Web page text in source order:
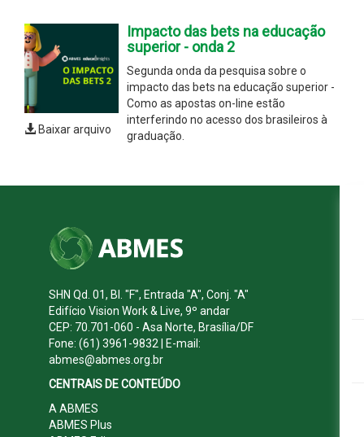
Baixar arquivo
Impacto das bets na educação
superior - onda 2
Segunda onda da pesquisa sobre o
impacto das bets na educação superior -
Como as apostas on-line estão
interferindo no acesso dos brasileiros à
graduação.
SHN Qd. 01, Bl. "F", Entrada "A", Conj. "A"
Edifício Vision Work & Live, 9º andar
CEP: 70.701-060 - Asa Norte, Brasília/DF
Fone: (61) 3961-9832 | E-mail:
abmes@abmes.org.br
CENTRAIS DE CONTEÚDO
A ABMES
ABMES Plus